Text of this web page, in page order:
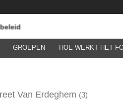
GROEPEN HOE WERKT HET
Van Erdeghem (3)